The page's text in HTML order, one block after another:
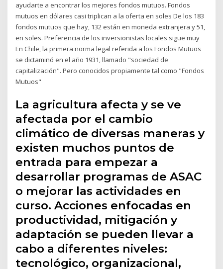
ayudarte a encontrar los mejores fondos mutuos. Fondos
mutuos en dólares casi triplican a la oferta en soles De los 183
fondos mutuos que hay, 132 están en moneda extranjera y 51,
en soles. Preferencia de los inversionistas locales sigue muy
En Chile, la primera norma legal referida a los Fondos Mutuos
se dictaminó en el año 1931, llamado "sociedad de
capitalización". Pero conocidos propiamente tal como "Fondos
Mutuos"
La agricultura afecta y se ve
afectada por el cambio
climático de diversas maneras y
existen muchos puntos de
entrada para empezar a
desarrollar programas de ASAC
o mejorar las actividades en
curso. Acciones enfocadas en
productividad, mitigación y
adaptación se pueden llevar a
cabo a diferentes niveles:
tecnológico, organizacional,